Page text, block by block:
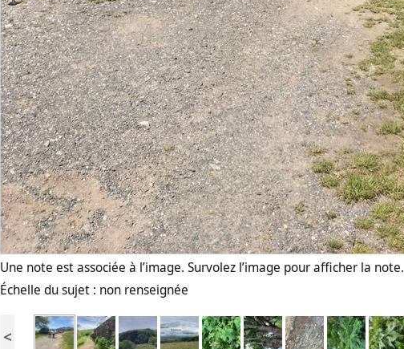
Une note est associée à l’image. Survolez l’image pour afficher la note.
Échelle du sujet : non renseignée
<